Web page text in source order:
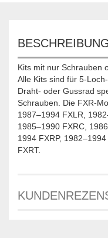
BESCHREIBUNG
Kits mit nur Schrauben
Alle Kits sind für 5-
Draht- oder Gussrad
Schrauben. Die FXR-
1987–1994 FXLR,
1985–1990 FXRC,
1994 FXRP,
FXRT.